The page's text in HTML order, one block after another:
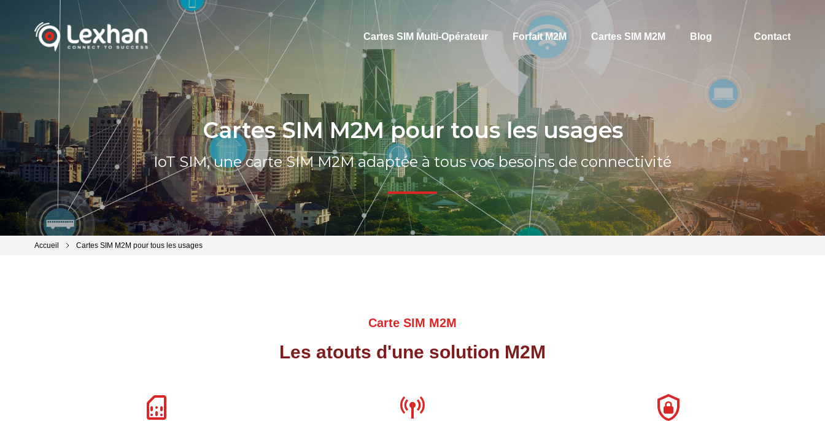
Lexhan
Cartes SIM Multi-Opérateur Forfait M2M Cartes SIM M2M Blog Contact
Cartes SIM M2M pour tous les usages
IoT SIM, une carte SIM M2M adaptée à tous vos besoins de connectivité
Accueil Cartes SIM M2M pour tous les usages
Carte SIM M2M
Les atouts d'une solution M2M